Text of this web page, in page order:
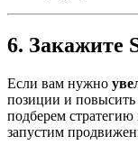
6. Закажите
Если вам нужно
позиции и
подберем
запустим